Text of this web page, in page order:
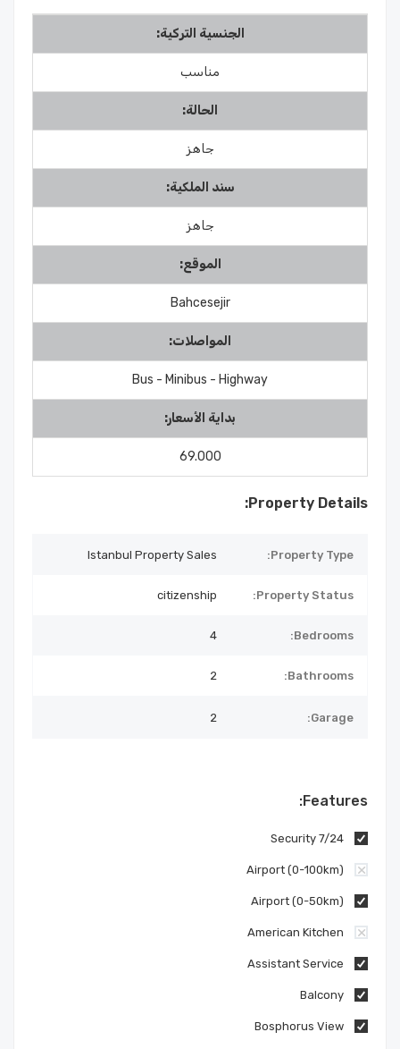
الجنسية التركية:
مناسب
الحالة:
جاهز
سند الملكية:
جاهز
الموقع:
Bahcesejir
المواصلات:
Bus - Minibus - Highway
بداية الأسعار:
69.000
Property Details:
Property Type:
Property Status:
Bedrooms:
4
Bathrooms:
Garage:
Features:
7/24 Security
Airport (0-100km)
Airport (0-50km)
American Kitchen
Assistant Service
Balcony
Bosphorus View